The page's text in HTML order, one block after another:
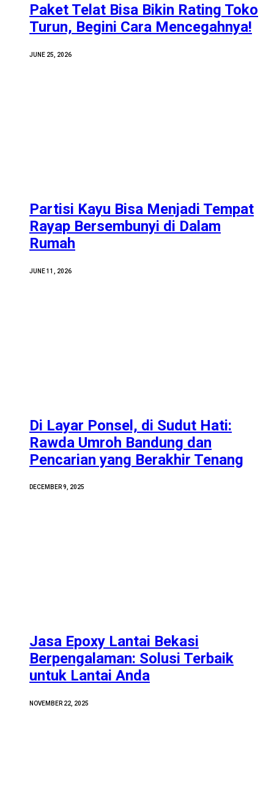
Paket Telat Bisa Bikin Rating Toko
Turun, Begini Cara Mencegahnya!
JUNE 25, 2026
Partisi Kayu Bisa Menjadi Tempat
Rayap Bersembunyi di Dalam
Rumah
JUNE 11, 2026
Di Layar Ponsel, di Sudut Hati:
Rawda Umroh Bandung dan
Pencarian yang Berakhir Tenang
DECEMBER 9, 2025
Jasa Epoxy Lantai Bekasi
Berpengalaman: Solusi Terbaik
untuk Lantai Anda
NOVEMBER 22, 2025